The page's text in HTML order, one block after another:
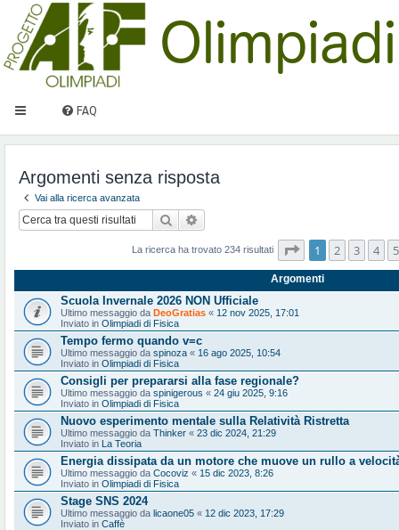
FAQ
Argomenti senza risposta
Vai alla ricerca avanzata
Cerca
La ricerca ha trovato 234 risultati Pagina1 di10
1 2 3 4 5
Argomenti
Scuola Invernale 2026 NON Ufficiale
Ultimo messaggio da DeoGratias « 12 nov 2025, 17:01
Inviato in Olimpiadi di Fisica
Tempo fermo quando v=c
Ultimo messaggio da spinoza « 16 ago 2025, 10:54
Inviato in Olimpiadi di Fisica
Consigli per prepararsi alla fase regionale?
Ultimo messaggio da spinigerous « 24 giu 2025, 9:16
Inviato in Olimpiadi di Fisica
Nuovo esperimento mentale sulla Relatività Ristretta
Ultimo messaggio da Thinker « 23 dic 2024, 21:29
Inviato in La Teoria
Energia dissipata da un motore che muove un rullo a
Ultimo messaggio da Cocoviz « 15 dic 2023, 8:26
Inviato in Olimpiadi di Fisica
Stage SNS 2024
Ultimo messaggio da licaone05 « 12 dic 2023, 17:29
Inviato in Caffè